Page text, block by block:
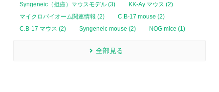
Syngeneic（担癌）マウスモデル (3)
KK-Ay マウス (2)
マイクロバイオーム関連情報 (2)
C.B-17 mouse (2)
C.B-17 マウス (2)
Syngeneic mouse (2) NOG mice (1)
全部見る